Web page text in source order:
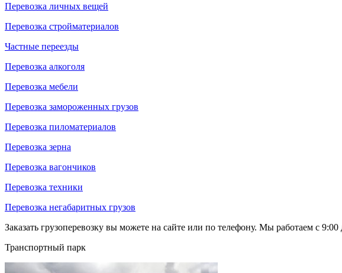
Перевозка личных вещей
Перевозка стройматериалов
Частные переезды
Перевозка алкоголя
Перевозка мебели
Перевозка замороженных грузов
Перевозка пиломатериалов
Перевозка зерна
Перевозка вагончиков
Перевозка техники
Перевозка негабаритных грузов
Заказать грузоперевозку вы можете на сайте или по телефону. Мы работаем с 9:00
Транспортный парк